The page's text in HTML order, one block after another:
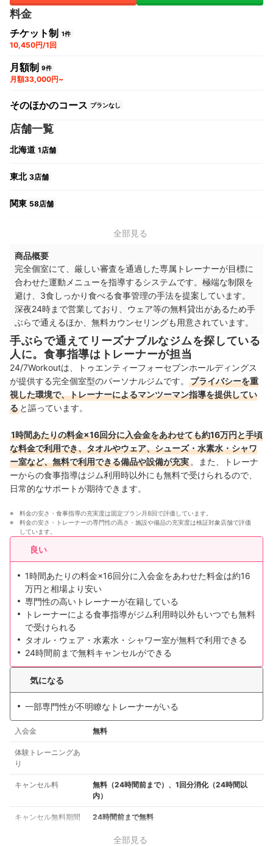
料金
チケット制 1件
10,450円/1回
月額制 9件
月額33,000円~
そのほかのコース プランなし
店舗一覧
北海道 1店舗
東北 3店舗
関東 58店舗
関西 12店舗
中国・四国 3店舗
九州・沖縄 6店舗
全部見る
商品概要
完全個室にて、厳しい審査を通過した専属トレーナーが目標に
合わせた運動メニューを指導するシステムです。極端な制限を
避け、3食しっかり食べる食事管理の手法を提案しています。
深夜24時まで営業しており、ウェア等の無料貸出があるため手
ぶらで通えるほか、無料カウンセリングも用意されています。
手ぶらで通えてリーズナブルなジムを探している
人に。食事指導はトレーナーが担当
24/7Workoutは、トゥエンティーフォーセブンホールディングス
が提供する完全個室型のパーソナルジムです。
プライバシーを重
視した環境で、トレーナーによるマンツーマン指導を提供してい
る と謳っています。
1時間あたりの料金×16回分に入会金をあわせても約16万円と手頃
な料金で利用でき、タオルやウェア、シューズ・水素水・シャワ
ー室など、無料で利用できる備品や設備が充実 。また、トレーナ
ーからの食事指導はジム利用時以外にも無料で受けられるので、
日常的なサポートが期待できます。
料金の安さ・食事指導の充実度は固定プラン月8回で評価しています。
料金の安さ・トレーナーの専門性の高さ・施設や備品の充実度は検証対象店舗で評価
しています。
良い
1時間あたりの料金×16回分に入会金をあわせた料金は約16
万円と相場より安い
専門性の高いトレーナーが在籍している
トレーナーによる食事指導がジム利用時以外もいつでも無料
で受けられる
タオル・ウェア・水素水・シャワー室が無料で利用できる
24時間前まで無料キャンセルができる
気になる
一部専門性が不明瞭なトレーナーがいる
入会金 無料
体験トレーニングあ
り
キャンセル料
無料（24時間前まで）、1回分消化（24時間以
内）
キャンセル無料期間 24時間前まで無料
全部見る